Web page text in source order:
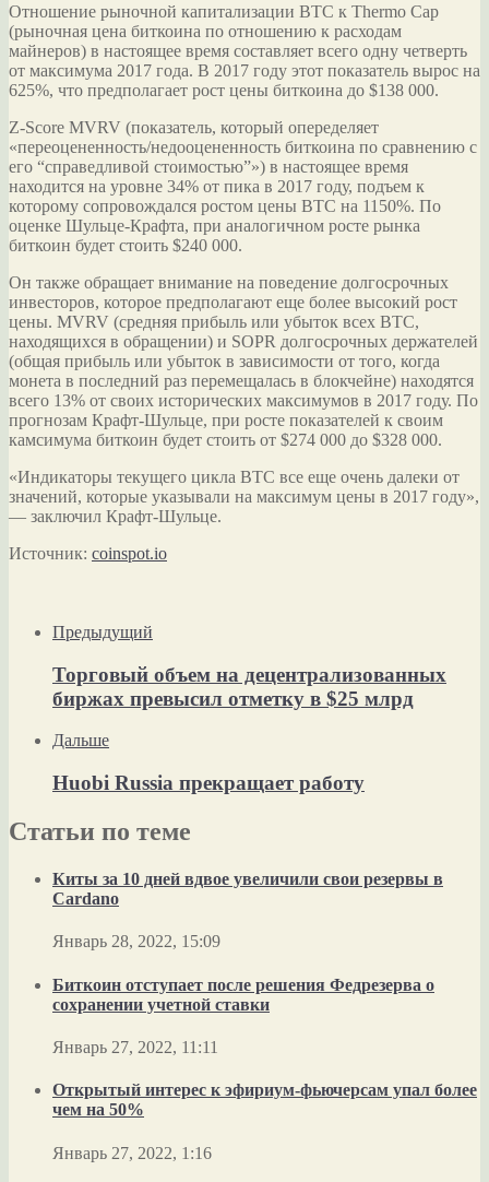
Отношение рыночной капитализации BTC к Thermo Cap
(рыночная цена биткоина по отношению к расходам
майнеров) в настоящее время составляет всего одну четверть
от максимума 2017 года. В 2017 году этот показатель вырос на
625%, что предполагает рост цены биткоина до $138 000.
Z-Score MVRV (показатель, который опеределяет
«переоцененность/недооцененность биткоина по сравнению с
его “справедливой стоимостью”») в настоящее время
находится на уровне 34% от пика в 2017 году, подъем к
которому сопровождался ростом цены BTC на 1150%. По
оценке Шульце-Крафта, при аналогичном росте рынка
биткоин будет стоить $240 000.
Он также обращает внимание на поведение долгосрочных
инвесторов, которое предполагают еще более высокий рост
цены. MVRV (средняя прибыль или убыток всех BTC,
находящихся в обращении) и SOPR долгосрочных держателей
(общая прибыль или убыток в зависимости от того, когда
монета в последний раз перемещалась в блокчейне) находятся
всего 13% от своих исторических максимумов в 2017 году. По
прогнозам Крафт-Шульце, при росте показателей к своим
камсимума биткоин будет стоить от $274 000 до $328 000.
«Индикаторы текущего цикла BTC все еще очень далеки от
значений, которые указывали на максимум цены в 2017 году»,
― заключил Крафт-Шульце.
Источник: coinspot.io
Предыдущий
Торговый объем на децентрализованных
биржах превысил отметку в $25 млрд
Дальше
Huobi Russia прекращает работу
Статьи по теме
Киты за 10 дней вдвое увеличили свои резервы в
Cardano
Январь 28, 2022, 15:09
Биткоин отступает после решения Федрезерва о
сохранении учетной ставки
Январь 27, 2022, 11:11
Открытый интерес к эфириум-фьючерсам упал более
чем на 50%
Январь 27, 2022, 1:16